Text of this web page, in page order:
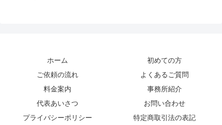
ホーム
初めての方
ご依頼の流れ
よくあるご質問
料金案内
事務所紹介
代表あいさつ
お問い合わせ
プライバシーポリシー
特定商取引法の表記